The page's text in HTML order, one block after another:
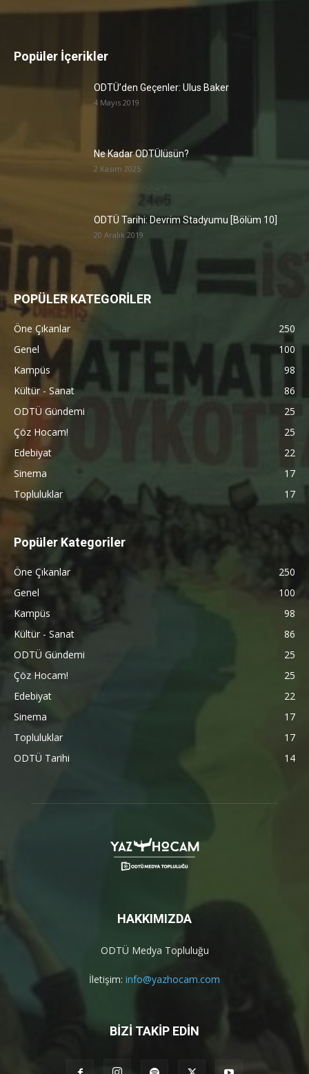
Popüler İçerikler
ODTÜ’den Geçenler: Ulus Baker
4 Mayıs 2019
Ne Kadar ODTÜlüsün?
2 Kasım 2025
ODTÜ Tarihi: Devrim Stadyumu [Bölüm 10]
20 Aralık 2019
POPÜLER KATEGORİLER
Öne Çıkanlar
250
Genel
100
Kampüs
98
Kültür - Sanat
86
ODTÜ Gündemi
25
Çöz Hocam!
25
Edebiyat
22
Sinema
17
Topluluklar
17
Popüler Kategoriler
Öne Çıkanlar
250
Genel
100
Kampüs
98
Kültür - Sanat
86
ODTÜ Gündemi
25
Çöz Hocam!
25
Edebiyat
22
Sinema
17
Topluluklar
17
ODTÜ Tarihi
14
HAKKIMIZDA
ODTÜ Medya Topluluğu
İletişim: info@yazhocam.com
BİZİ TAKİP EDİN